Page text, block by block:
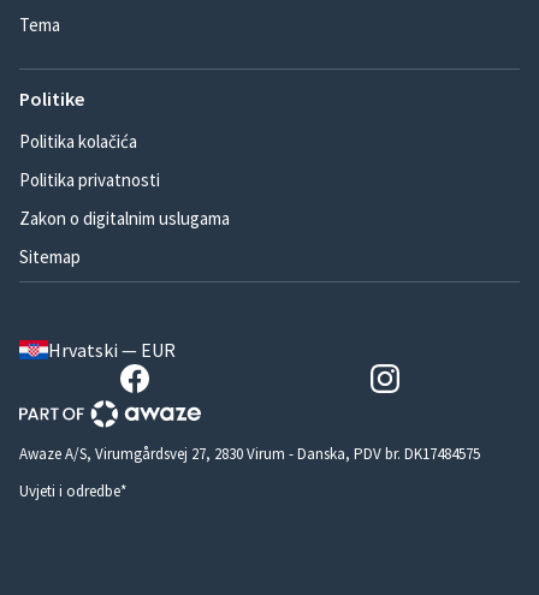
Tema
Politike
Politika kolačića
Politika privatnosti
Zakon o digitalnim uslugama
Sitemap
Hrvatski — EUR
Awaze A/S, Virumgårdsvej 27, 2830 Virum - Danska, PDV br. DK17484575
Uvjeti i odredbe*